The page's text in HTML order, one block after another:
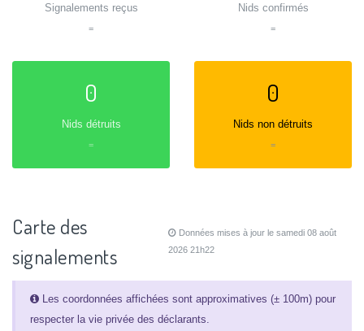
Signalements reçus
=
Nids confirmés
=
0
Nids détruits
=
0
Nids non détruits
=
Carte des
signalements
Données mises à jour le samedi 08 août
2026 21h22
Les coordonnées affichées sont approximatives (± 100m) pour
respecter la vie privée des déclarants.